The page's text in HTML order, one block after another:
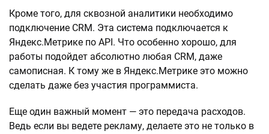
Кроме того, для сквозной аналитики необходимо
подключение CRM. Эта система подключается к
Яндекс.Метрике по API. Что особенно хорошо, для
работы подойдет абсолютно любая CRM, даже
самописная. К тому же в Яндекс.Метрике это можно
сделать даже без участия программиста.
Еще один важный момент — это передача расходов.
Ведь если вы ведете рекламу, делаете это не только в